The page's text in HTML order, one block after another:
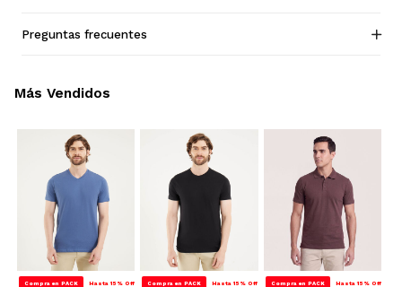
Preguntas frecuentes
Compra en PACK Hasta 15% Off Compra en PACK Hasta 15% Off Compra en PACK Hasta 15% Off
Más Vendidos